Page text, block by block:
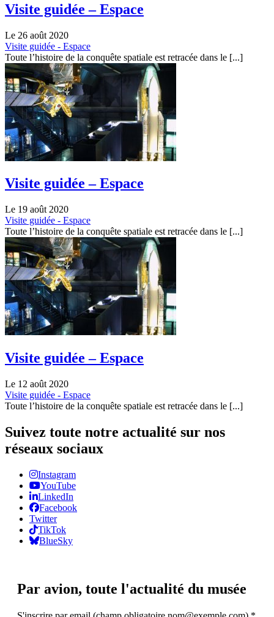
Visite guidée – Espace
Le 26 août 2020
Visite guidée - Espace
Toute l’histoire de la conquête spatiale est retracée dans le [...]
Visite guidée – Espace
Le 19 août 2020
Visite guidée - Espace
Toute l’histoire de la conquête spatiale est retracée dans le [...]
Visite guidée – Espace
Le 12 août 2020
Visite guidée - Espace
Toute l’histoire de la conquête spatiale est retracée dans le [...]
Suivez toute notre actualité sur nos
réseaux sociaux
Instagram
YouTube
LinkedIn
Facebook
Twitter
TikTok
BlueSky
Par avion, toute l'actualité du musée